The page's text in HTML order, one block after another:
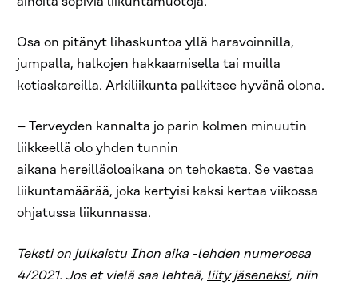
Osa on pitänyt lihaskuntoa yllä haravoinnilla,
jumpalla, halkojen hakkaamisella tai muilla
kotiaskareilla. Arkiliikunta palkitsee hyvänä olona.
– Terveyden kannalta jo parin kolmen minuutin
liikkeellä olo yhden tunnin
aikana hereilläoloaikana on tehokasta. Se vastaa
liikuntamäärää, joka kertyisi kaksi kertaa viikossa
ohjatussa liikunnassa.
Teksti on julkaistu Ihon aika -lehden numerossa
4/2021. Jos et vielä saa lehteä, liity jäseneksi, niin